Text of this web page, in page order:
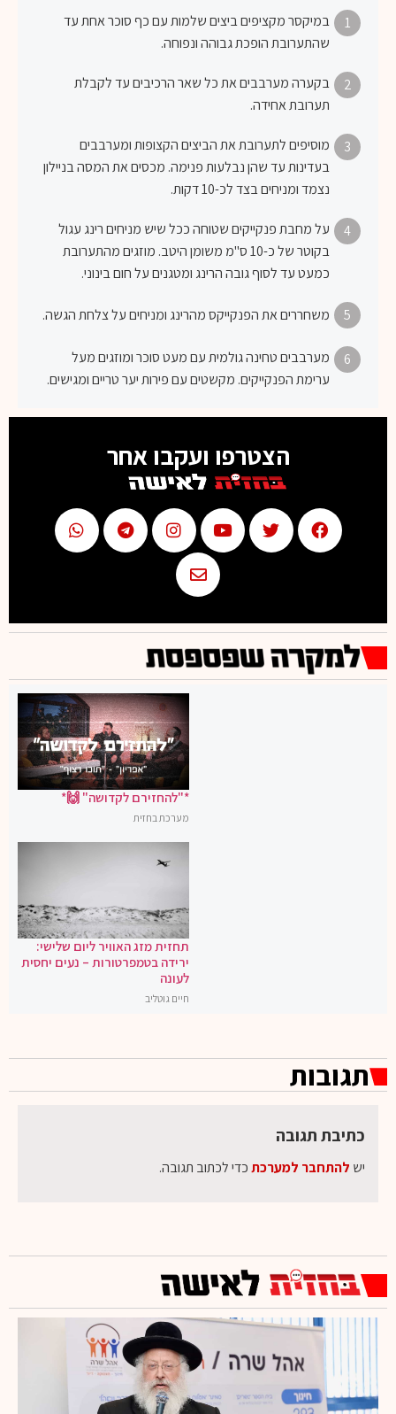
1
במיקסר מקציפים ביצים שלמות עם כף סוכר אחת עד
שהתערובת הופכת גבוהה ונפוחה.
2
בקערה מערבבים את כל שאר הרכיבים עד לקבלת
תערובת אחידה.
3
מוסיפים לתערובת את הביצים הקצופות ומערבבים
בעדינות עד שהן נבלעות פנימה. מכסים את המסה בניילון
נצמד ומניחים בצד לכ-10 דקות.
4
על מחבת פנקייקים שטוחה ככל שיש מניחים רינג עגול
בקוטר של כ-10 ס"מ משומן היטב. מוזגים מהתערובת
כמעט עד לסוף גובה הרינג ומטגנים על חום בינוני.
5 משחררים את הפנקייקס מהרינג ומניחים על צלחת הגשה.
6
מערבבים טחינה גולמית עם מעט סוכר ומוזגים מעל
ערימת הפנקייקים. מקשטים עם פירות יער טריים ומגישים.
הצטרפו ועקבו אחר
*"להחזירם לקדושה" 🙌*
מערכת בחזית
תחזית מזג האוויר ליום שלישי:
ירידה בטמפרטורות – נעים יחסית
לעונה
חיים גוטליב
תגובות
כתיבת תגובה
יש להתחבר למערכתכדי לכתוב תגובה.